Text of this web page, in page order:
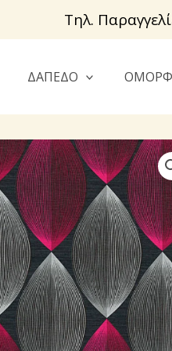
Τηλ.
ΔΑΠΕΔΟ